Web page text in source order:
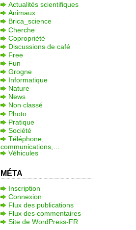
Actualités scientifiques
Animaux
Brica_science
Cherche
Copropriété
Discussions de café
Free
Fun
Grogne
Informatique
Nature
News
Non classé
Photo
Pratique
Société
Téléphone,
communications,…
Véhicules
MÉTA
Inscription
Connexion
Flux des publications
Flux des commentaires
Site de WordPress-FR